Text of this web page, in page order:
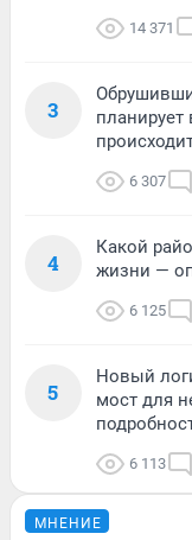
14 371
3
планирует
6 307
4
Какой
жизни —
6 125
5
Новый
мост для
6 113
МНЕНИЕ